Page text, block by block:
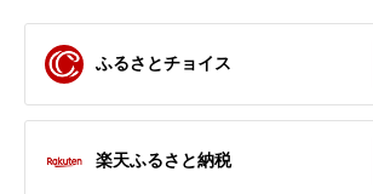
ふるさとチョイス
楽天ふるさと納税